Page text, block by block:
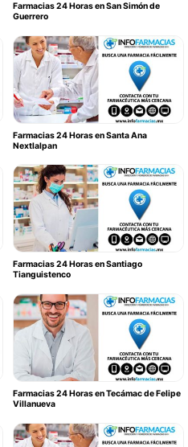
Farmacias 24 Horas en San Simón de
Guerrero
Farmacias 24 Horas en Santa Ana
Nextlalpan
Farmacias 24 Horas en Santiago
Tianguistenco
Farmacias 24 Horas en Tecámac de Felipe
Villanueva